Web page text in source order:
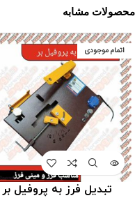
محصولات مشابه
اتمام موجودی
تبدیل فرز به پروفیل بر